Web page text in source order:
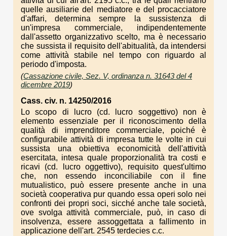
quelle ausiliarie del mediatore e del procacciatore
d'affari, determina sempre la sussistenza di
un'impresa commerciale, indipendentemente
dall'assetto organizzativo scelto, ma è necessario
che sussista il requisito dell'abitualità, da intendersi
come attività stabile nel tempo con riguardo al
periodo d'imposta.
(Cassazione civile, Sez. V, ordinanza n. 31643 del 4
dicembre 2019)
Cass. civ. n. 14250/2016
Lo scopo di lucro (cd. lucro soggettivo) non è
elemento essenziale per il riconoscimento della
qualità di imprenditore commerciale, poiché è
configurabile attività di impresa tutte le volte in cui
sussista una obiettiva economicità dell'attività
esercitata, intesa quale proporzionalità tra costi e
ricavi (cd. lucro oggettivo), requisito quest'ultimo
che, non essendo inconciliabile con il fine
mutualistico, può essere presente anche in una
società cooperativa pur quando essa operi solo nei
confronti dei propri soci, sicché anche tale società,
ove svolga attività commerciale, può, in caso di
insolvenza, essere assoggettata a fallimento in
applicazione dell'art. 2545 terdecies c.c.